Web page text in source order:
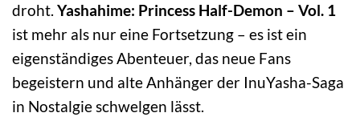
droht. Yashahime: Princess Half-Demon – Vol. 1
ist mehr als nur eine Fortsetzung – es ist ein
eigenständiges Abenteuer, das neue Fans
begeistern und alte Anhänger der InuYasha-Saga
in Nostalgie schwelgen lässt.